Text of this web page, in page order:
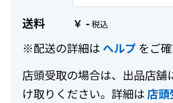
送料 ￥ -
※配送の詳細は ヘルプ をご
店頭受取の場合は、出品店舗
け取りください。詳細は店頭